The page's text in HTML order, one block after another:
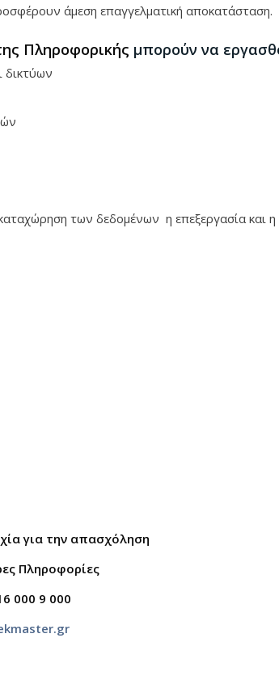
άμεση επαγγελματική αποκατάσταση.
Πληροφορικής μπορούν να
δικτύων
των δεδομένων η επεξεργασία και η
για την απασχόληση
Πληροφορίες
000 9 000